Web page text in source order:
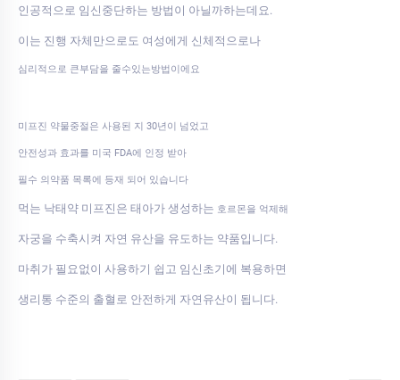
인공적으로 임신중단하는 방법이 아닐까하는데요.
이는 진행 자체만으로도 여성에게 신체적으로나
심리적으로 큰부담을 줄수있는방법이에요
미프진 약물중절은 사용된 지 30년이 넘었고
안전성과 효과를 미국 FDA에 인정 받아
필수 의약품 목록에 등재 되어 있습니다
먹는 낙태약 미프진은 태아가 생성하는 호르몬을 억제해
자궁을 수축시켜 자연 유산을 유도하는 약품입니다.
마취가 필요없이 사용하기 쉽고 임신초기에 복용하면
생리통 수준의 출혈로 안전하게 자연유산이 됩니다.